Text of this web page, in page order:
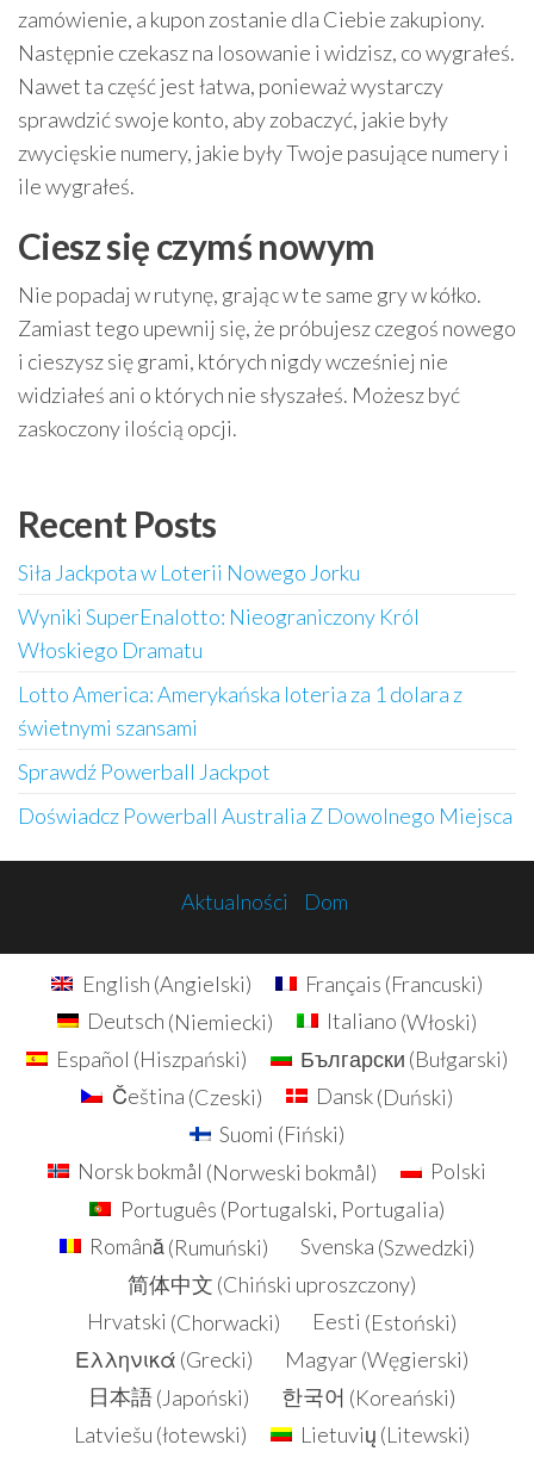
zamówienie, a kupon zostanie dla Ciebie zakupiony.
Następnie czekasz na losowanie i widzisz, co wygrałeś.
Nawet ta część jest łatwa, ponieważ wystarczy
sprawdzić swoje konto, aby zobaczyć, jakie były
zwycięskie numery, jakie były Twoje pasujące numery i
ile wygrałeś.
Ciesz się czymś nowym
Nie popadaj w rutynę, grając w te same gry w kółko.
Zamiast tego upewnij się, że próbujesz czegoś nowego
i cieszysz się grami, których nigdy wcześniej nie
widziałeś ani o których nie słyszałeś. Możesz być
zaskoczony ilością opcji.
Recent Posts
Siła Jackpota w Loterii Nowego Jorku
Wyniki SuperEnalotto: Nieograniczony Król
Włoskiego Dramatu
Lotto America: Amerykańska loteria za 1 dolara z
świetnymi szansami
Sprawdź Powerball Jackpot
Doświadcz Powerball Australia Z Dowolnego Miejsca
Aktualności Dom
English (Angielski) Français (Francuski)
Deutsch (Niemiecki) Italiano (Włoski)
Español (Hiszpański) Български (Bułgarski)
Čeština (Czeski) Dansk(Duński)
Suomi (Fiński)
Norsk bokmål (Norweski bokmål)
Polski
Português (Portugalski, Portugalia)
Română(Rumuński) Svenska (Szwedzki)
简体中文 (Chiński uproszczony)
Hrvatski (Chorwacki) Eesti (Estoński)
Ελληνικά (Grecki) Magyar(Węgierski)
日本語( Japoński) 한국어 (Koreański)
Latviešu (łotewski) Lietuvių (Litewski)